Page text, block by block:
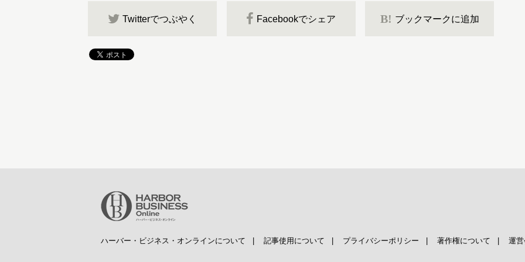
Twitterでつぶやく Facebookでシェア B! ブックマークに追加
ハーバー・ビジネス・オンラインについて 記事使用について プライバシーポリシー 著作権について 運